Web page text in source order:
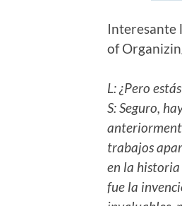
Interesante
of
L: ¿Pero
S: Seguro,
trabajos
en la historia
fue la